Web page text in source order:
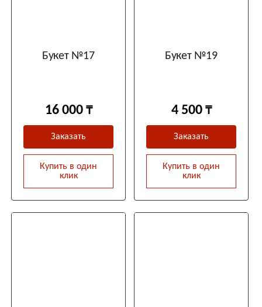
Букет №17
16 000
Заказать
Купить в один
клик
Букет №19
4 500
Заказать
Купить в один
клик